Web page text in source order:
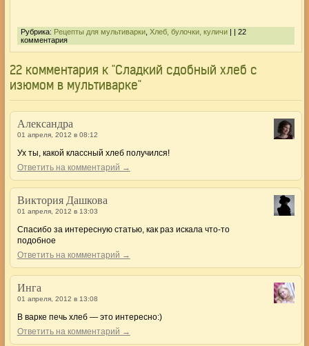
Рубрика: Рецепты для мультиварки, Хлеб, булочки, куличи| | 22
комментария
22 комментария к "Сладкий сдобный хлеб с
изюмом в мультиварке"
Александра
01 апреля, 2012 в 08:12
Ух ты, какой классный хлеб получился!
Ответить на комментарий →
Виктория Дашкова
01 апреля, 2012 в 13:03
Спасибо за интересную статью, как раз искала что-то
подобное
Ответить на комментарий →
Инга
01 апреля, 2012 в 13:08
В варке печь хлеб — это интересно:)
Ответить на комментарий →